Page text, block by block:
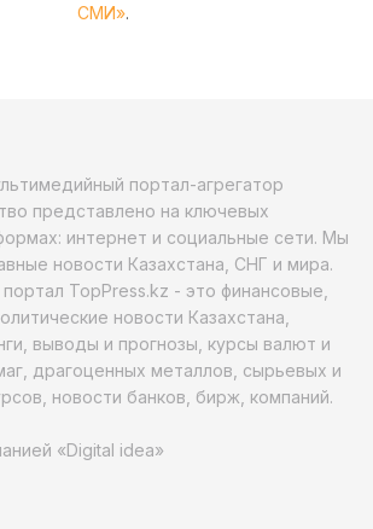
СМИ».
портал-агрегатор
представлено на ключевых
интернет и социальные сети. Мы
новости Казахстана, СНГ и мира.
TopPress.kz - это финансовые,
новости Казахстана,
выводы и прогнозы, курсы валют и
драгоценных металлов, сырьевых и
новости банков, бирж, компаний.
«Digital idea»